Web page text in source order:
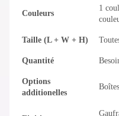
Couleurs
1
Taille (L + W + H)
Quantité
Options
additionelles